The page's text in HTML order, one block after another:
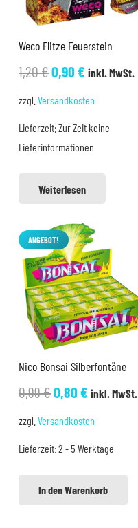
Weco Flitze Feuerstein
1,20€Ursprünglicher
1,20 €
0,90€Aktueller
0,90 €.
inkl. MwSt.
zzgl. Versandkosten
Lieferzeit:Zur Zeit keine
Lieferinformationen
Weiterlesen
ANGEBOT!
Nico Bonsai Silberfontäne
0,99€Ursprünglicher
0,99 €
0,80€Aktueller
0,80 €.
inkl. MwSt.
zzgl. Versandkosten
Lieferzeit:2 - 5 Werktage
In den Warenkorb